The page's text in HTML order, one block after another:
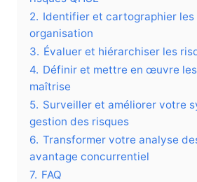
2. Identifier et cartographier les
organisation
3. Évaluer et hiérarchiser les
4. Définir et mettre en œuvre
maîtrise
5. Surveiller et améliorer votre
gestion des risques
6. Transformer votre analyse
avantage concurrentiel
7. FAQ